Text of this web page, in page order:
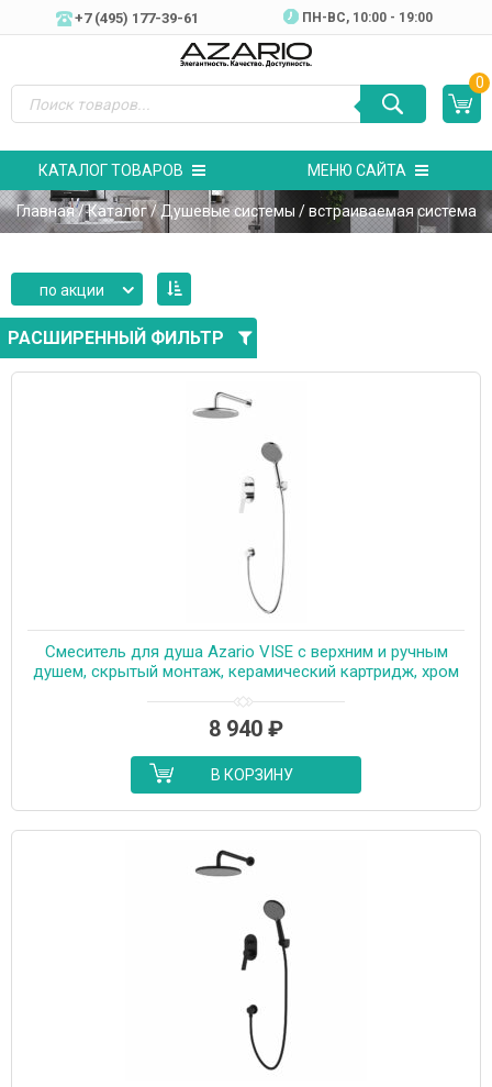
+7 (495) 177-39-61 ПН-ВC, 10:00 - 19:00
0
КАТАЛОГ ТОВАРОВ МЕНЮ САЙТА
Главная/Каталог/Душевые системы / встраиваемая система
РАСШИРЕННЫЙ ФИЛЬТР
по акции
Смеситель для душа Azario VISE с верхним и ручным
душем, скрытый монтаж, керамический картридж, хром
8 940 ₽
В КОРЗИНУ